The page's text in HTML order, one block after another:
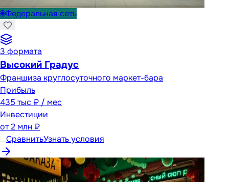
🌐Федеральная сеть
3 формата
Высокий Градус
Франшиза круглосуточного маркет-бара
Прибыль
435 тыс ₽ / мес
Инвестиции
от2 млн ₽
СравнитьУзнать условия